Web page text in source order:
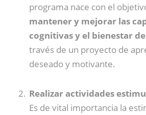
programa nace con el
mantener y mejorar las
cognitivas y el bienestar
través de un proyecto de
deseado y motivante.
Realizar actividades
Es de vital importancia la